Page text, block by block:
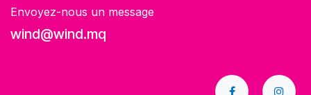
Envoyez-nous un message
wind@wind.mq